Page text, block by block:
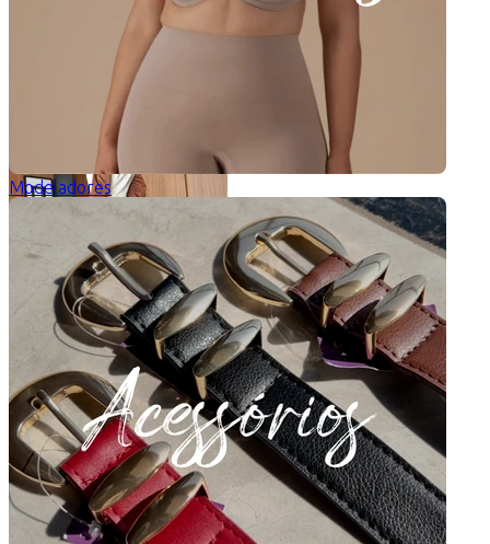
Modeladores
Conjunto Sarja Euphoria
5 de 5